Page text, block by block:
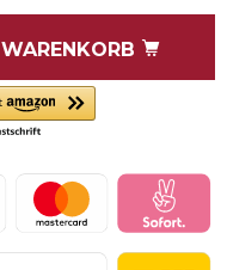
WARENKORB